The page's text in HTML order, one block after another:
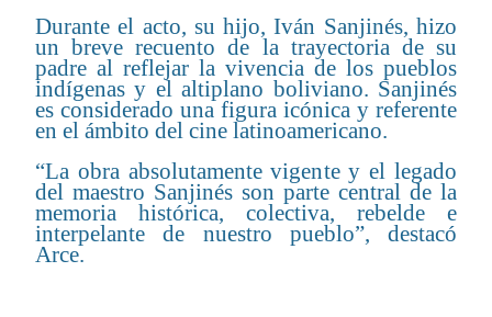
Durante el acto, su hijo, Iván Sanjinés, hizo
un breve recuento de la trayectoria de su
padre al reflejar la vivencia de los pueblos
indígenas y el altiplano boliviano. Sanjinés
es considerado una figura icónica y referente
en el ámbito del cine latinoamericano.
“La obra absolutamente vigente y el legado
del maestro Sanjinés son parte central de la
memoria histórica, colectiva, rebelde e
interpelante de nuestro pueblo”, destacó
Arce.